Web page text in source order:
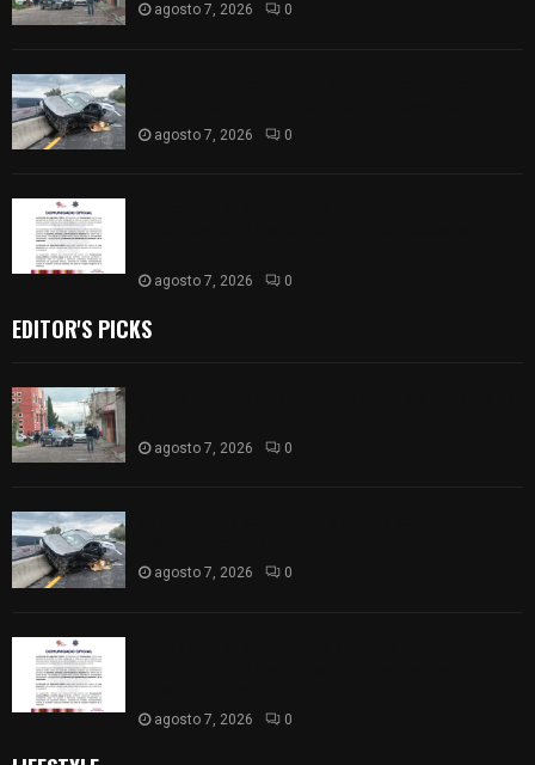
agosto 7, 2026 0
agosto 7, 2026 0
agosto 7, 2026 0
EDITOR'S PICKS
agosto 7, 2026 0
agosto 7, 2026 0
agosto 7, 2026 0